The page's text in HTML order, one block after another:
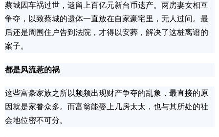
蔡城因车祸过世，遗留上百亿元新台币遗产。两房妻女相互
争夺，以致蔡城的遗体一直放在自家豪宅里，无人过问。最
后还是周围住户告到法院，才得以安葬，解决了这桩离谱的
案子。
都是风流惹的祸
这些富豪家族之所以频频出现财产争夺的乱象，最直接的原
因就是家眷众多。而富翁能娶上几房太太，也与其所处的社
会地位密不可分。